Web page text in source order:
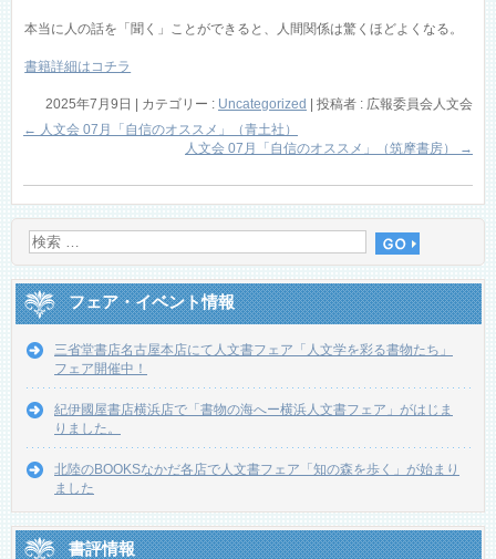
本当に人の話を「聞く」ことができると、人間関係は驚くほどよくなる。
書籍詳細はコチラ
2025年7月9日 | カテゴリー : Uncategorized | 投稿者 : 広報委員会人文会
← 人文会 07月「自信のオススメ」（青土社）
人文会 07月「自信のオススメ」（筑摩書房）
→
フェア・イベント情報
三省堂書店名古屋本店にて人文書フェア「人文学を彩る書物たち」
フェア開催中！
紀伊國屋書店横浜店で「書物の海へー横浜人文書フェア」がはじま
りました。
北陸のBOOKSなかだ各店で人文書フェア「知の森を歩く」が始まり
ました
書評情報